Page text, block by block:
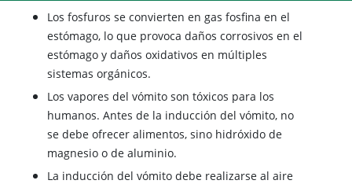
Los fosfuros se convierten en gas fosfina en el
estómago, lo que provoca daños corrosivos en el
estómago y daños oxidativos en múltiples
sistemas orgánicos.
Los vapores del vómito son tóxicos para los
humanos. Antes de la inducción del vómito, no
se debe ofrecer alimentos, sino hidróxido de
magnesio o de aluminio.
La inducción del vómito debe realizarse al aire